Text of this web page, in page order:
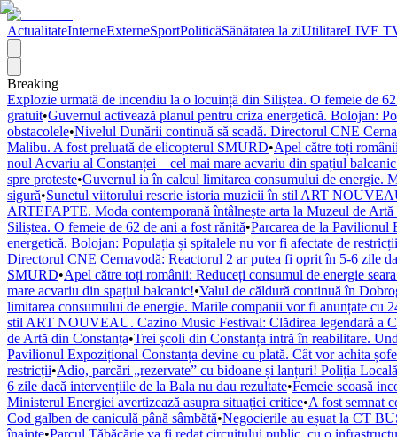
ActualitateInterneExterneSportPoliticăSănătatea la ziUtilitareLIVE
Breaking
Explozie urmată de incendiu la o locuință din Siliștea. O femeie de
gratuit•Guvernul activează planul pentru criza energetică. Bolojan:
obstacolele•Nivelul Dunării continuă să scadă. Directorul CNE
Malibu. A fost preluată de elicopterul SMURD•Apel către toți
noul Acvariu al Constanței – cel mai mare acvariu din spațiul
spre proteste•Guvernul ia în calcul limitarea consumului de energie.
sigură•Sunetul viitorului rescrie istoria muzicii în stil ART
ARTEFAPTE. Moda contemporană întâlnește arta la Muzeul de Artă
Siliștea. O femeie de 62 de ani a fost rănită•Parcarea de la Pavilionul
energetică. Bolojan: Populația și spitalele nu vor fi afectate de restricții
Directorul CNE Cernavodă: Reactorul 2 ar putea fi oprit în 5-6 zile
SMURD•Apel către toți românii: Reduceți consumul de energie
mare acvariu din spațiul balcanic!•Valul de căldură continuă în
limitarea consumului de energie. Marile companii vor fi anunțate cu
stil ART NOUVEAU. Cazino Music Festival: Clădirea legendară a
de Artă din Constanța•Trei școli din Constanța intră în reabilitare.
Pavilionul Expozițional Constanța devine cu plată. Cât vor achita
restricții•Adio, parcări „rezervate” cu bidoane și lanțuri! Poliția
6 zile dacă intervențiile de la Bala nu dau rezultate•Femeie scoasă
Ministerul Energiei avertizează asupra situației critice•A fost semnat
Cod galben de caniculă până sâmbătă•Negocierile au eșuat la CT
înainte•Parcul Tăbăcărie va fi redat circuitului public, cu o